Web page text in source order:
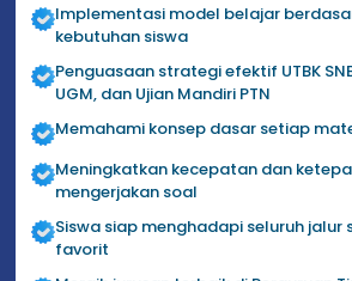
Implementasi model belajar
kebutuhan siswa
Penguasaan strategi efektif UTBK
UGM, dan Ujian Mandiri PTN
Memahami konsep dasar setiap
Meningkatkan kecepatan dan
mengerjakan soal
Siswa siap menghadapi seluruh jalur
favorit